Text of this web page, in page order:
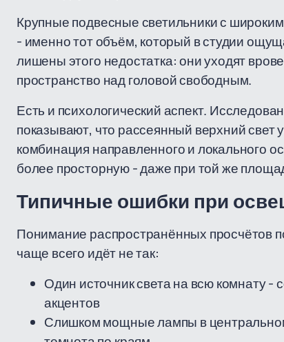
Крупные подвесные светильники с
- именно тот объём, который в студии
лишены этого недостатка: они уходят
пространство над головой свободным.
Есть и психологический аспект.
показывают, что рассеянный верхний свет
комбинация направленного и локального
более просторную - даже при той же
Типичные ошибки при
Понимание распространённых просчётов
чаще всего идёт не так:
Один источник света на всю комнату -
акцентов
Слишком мощные лампы в